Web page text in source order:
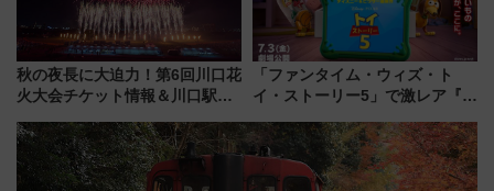
秋の夜長に大迫力！第6回川口花
火大会チケット情報＆川口駅か
「ファンタイム・ウィズ・ト
イ・ストーリー5」で激レア『ロ
デコレーションも徹底解説